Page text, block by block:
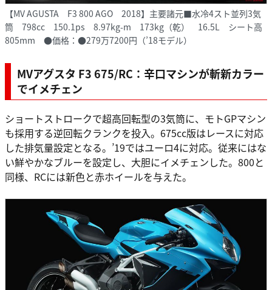
【MV AGUSTA F3 800 AGO 2018】主要諸元■水冷4スト並列3気
筒 798cc 150.1ps 8.97kg-m 173kg（乾） 16.5L シート高
805mm ●価格：●279万7200円（’18モデル）
MVアグスタ F3 675/RC：辛口マシンが斬新カラー
でイメチェン
ショートストロークで超高回転型の3気筒に、モトGPマシン
も採用する逆回転クランクを投入。675cc版はレースに対応
した排気量設定となる。’19ではユーロ4に対応。従来にはな
い鮮やかなブルーを設定し、大胆にイメチェンした。800と
同様、RCには新色と赤ホイールを与えた。